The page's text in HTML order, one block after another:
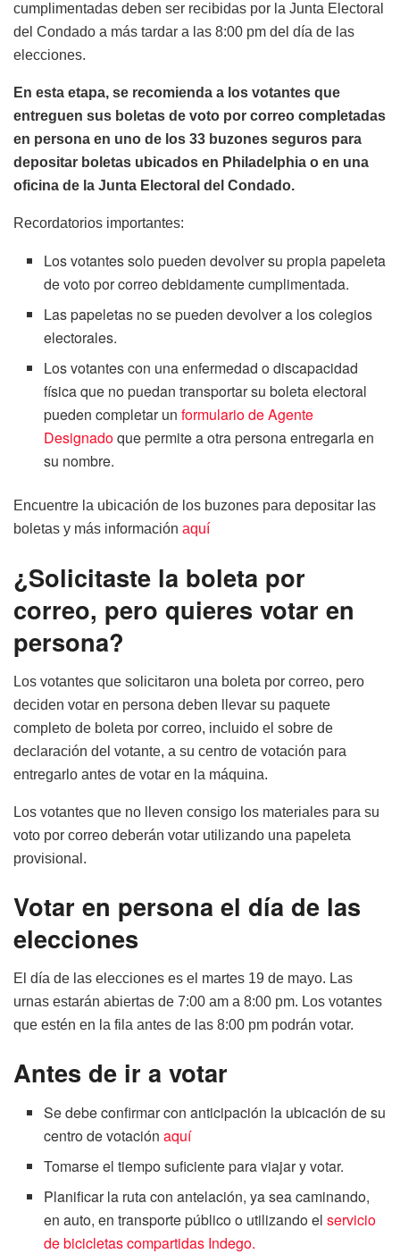
cumplimentadas deben ser recibidas por la Junta Electoral
del Condado a más tardar a las 8:00 pm del día de las
elecciones.
En esta etapa, se recomienda a los votantes que
entreguen sus boletas de voto por correo completadas
en persona en uno de los 33 buzones seguros para
depositar boletas ubicados en Philadelphia o en una
oficina de la Junta Electoral del Condado.
Recordatorios importantes:
Los votantes solo pueden devolver su propia papeleta
de voto por correo debidamente cumplimentada.
Las papeletas no se pueden devolver a los colegios
electorales.
Los votantes con una enfermedad o discapacidad
física que no puedan transportar su boleta electoral
pueden completar unformulario de Agente
Designadoque permite a otra persona entregarla en
su nombre.
Encuentre la ubicación de los buzones para depositar las
boletas y más información aquí
¿Solicitaste la boleta por
correo, pero quieres votar en
persona?
Los votantes que solicitaron una boleta por correo, pero
deciden votar en persona deben llevar su paquete
completo de boleta por correo, incluido el sobre de
declaración del votante, a su centro de votación para
entregarlo antes de votar en la máquina.
Los votantes que no lleven consigo los materiales para su
voto por correo deberán votar utilizando una papeleta
provisional.
Votar en persona el día de las
elecciones
El día de las elecciones es el martes 19 de mayo. Las
urnas estarán abiertas de 7:00 am a 8:00 pm. Los votantes
que estén en la fila antes de las 8:00 pm podrán votar.
Antes de ir a votar
Se debe confirmar con anticipación la ubicación de su
centro de votaciónaquí
Tomarse el tiempo suficiente para viajar y votar.
Planificar la ruta con antelación, ya sea caminando,
en auto, en transporte público o utilizando elservicio
de bicicletas compartidas Indego.